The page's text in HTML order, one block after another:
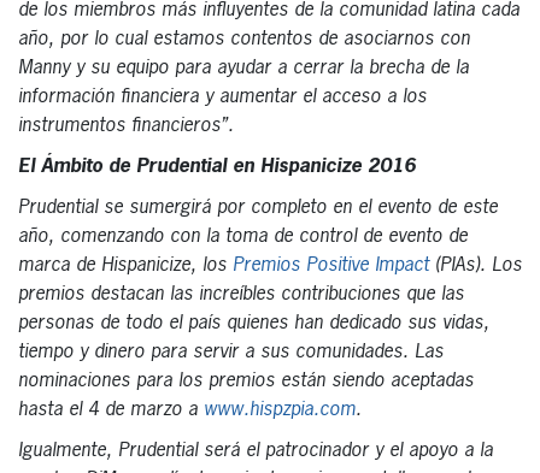
de los miembros más influyentes de la comunidad latina cada
año, por lo cual estamos contentos de asociarnos con
Manny y su equipo para ayudar a cerrar la brecha de la
información financiera y aumentar el acceso a los
instrumentos financieros”.
El Ámbito de Prudential en Hispanicize 2016
Prudential se sumergirá por completo en el evento de este
año, comenzando con la toma de control de evento de
marca de Hispanicize, los Premios Positive Impact(PIAs). Los
premios destacan las increíbles contribuciones que las
personas de todo el país quienes han dedicado sus vidas,
tiempo y dinero para servir a sus comunidades. Las
nominaciones para los premios están siendo aceptadas
hasta el 4 de marzo a www.hispzpia.com.
Igualmente, Prudential será el patrocinador y el apoyo a la